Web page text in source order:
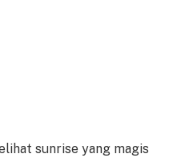
sunrise yang magis